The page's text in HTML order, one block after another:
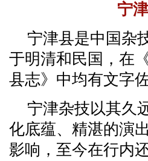
宁
宁津县是中国杂
于明清和民国，在
县志》中均有文字佐
宁津杂技以其久
化底蕴、精湛的演
影响，至今在行内